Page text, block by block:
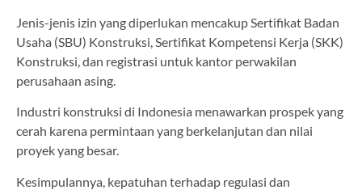
Jenis-jenis izin yang diperlukan mencakup Sertifikat Badan
Usaha (SBU) Konstruksi, Sertifikat Kompetensi Kerja (SKK)
Konstruksi, dan registrasi untuk kantor perwakilan
perusahaan asing.
Industri konstruksi di Indonesia menawarkan prospek yang
cerah karena permintaan yang berkelanjutan dan nilai
proyek yang besar.
Kesimpulannya, kepatuhan terhadap regulasi dan